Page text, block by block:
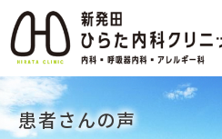
患者さんの声